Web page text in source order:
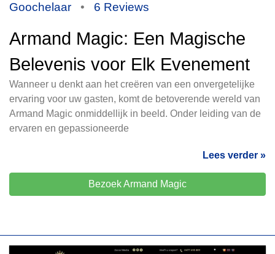
Goochelaar • 6 Reviews
Armand Magic: Een Magische
Belevenis voor Elk Evenement
Wanneer u denkt aan het creëren van een onvergetelijke
ervaring voor uw gasten, komt de betoverende wereld van
Armand Magic onmiddellijk in beeld. Onder leiding van de
ervaren en gepassioneerde
Lees verder »
Bezoek Armand Magic